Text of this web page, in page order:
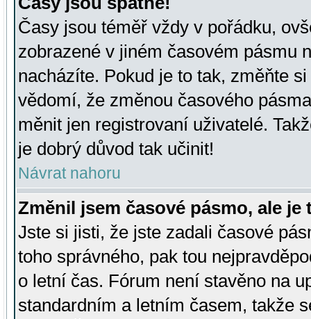
Časy jsou téměř vždy v pořádku,
zobrazené v jiném časovém pásmu
nacházíte. Pokud je to tak, změňte
vědomí, že změnou časového
měnit jen registrovaní uživatelé.
je dobrý důvod tak učinit!
Návrat nahoru
Změnil jsem časové pásmo, ale je
Jste si jisti, že jste zadali časové
toho správného, pak tou
o letní čas. Fórum není stavěno na
standardním a letním časem, takže